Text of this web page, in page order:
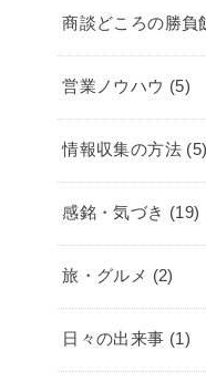
商談どころの勝負
営業ノウハウ (5)
情報収集の方法 (5)
感銘・気づき (19)
旅・グルメ (2)
日々の出来事 (1)